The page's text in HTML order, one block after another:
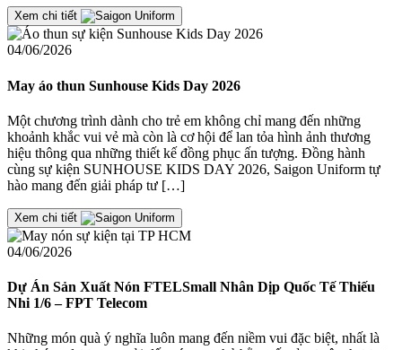
Xem chi tiết
04/06/2026
May áo thun Sunhouse Kids Day 2026
Một chương trình dành cho trẻ em không chỉ mang đến những
khoảnh khắc vui vẻ mà còn là cơ hội để lan tỏa hình ảnh thương
hiệu thông qua những thiết kế đồng phục ấn tượng. Đồng hành
cùng sự kiện SUNHOUSE KIDS DAY 2026, Saigon Uniform tự
hào mang đến giải pháp tư […]
Xem chi tiết
04/06/2026
Dự Án Sản Xuất Nón FTELSmall Nhân Dịp Quốc Tế Thiếu
Nhi 1/6 – FPT Telecom
Những món quà ý nghĩa luôn mang đến niềm vui đặc biệt, nhất là